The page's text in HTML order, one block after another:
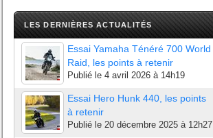
LES DERNIÈRES ACTUALITÉS
Essai Yamaha Ténéré 700 World
Raid, les points à retenir
Publié le 4 avril 2026 à 14h19
Essai Hero Hunk 440, les points
à retenir
Publié le 20 décembre 2025 à 12h27